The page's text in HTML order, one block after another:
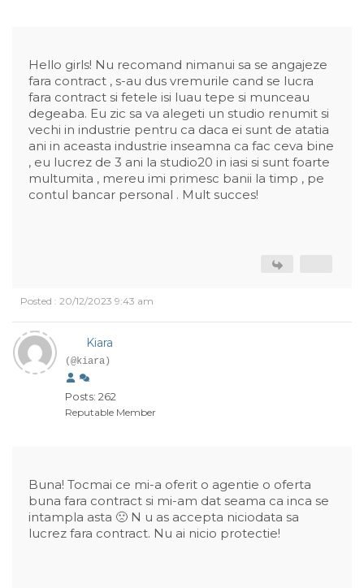
Hello girls! Nu recomand nimanui sa se angajeze
fara contract , s-au dus vremurile cand se lucra
fara contract si fetele isi luau tepe si munceau
degeaba. Eu zic sa va alegeti un studio renumit si
vechi in industrie pentru ca daca ei sunt de atatia
ani in aceasta industrie inseamna ca fac ceva bine
, eu lucrez de 3 ani la studio20 in iasi si sunt foarte
multumita , mereu imi primesc banii la timp , pe
contul bancar personal . Mult succes!
Posted : 20/12/2023 9:43 am
Kiara
(@kiara)
Posts: 262
Reputable Member
Buna! Tocmai ce mi-a oferit o agentie o oferta
buna fara contract si mi-am dat seama ca inca se
intampla asta 🙁 N u as accepta niciodata sa
lucrez fara contract. Nu ai nicio protectie!